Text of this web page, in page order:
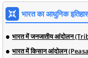
भारत का आधुनिक
भारत में जनजातीय आंदोलन
भारत में किसान आंदोलन